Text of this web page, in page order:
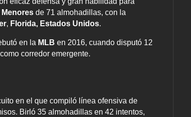
Menores de 71 almohadillas, con la
, Florida, Estados Unidos.
en la MLB en 2016, cuando disputó 12
corredor emergente.
en el que compiló línea ofensiva de
Birló 35 almohadillas en 42 intentos,